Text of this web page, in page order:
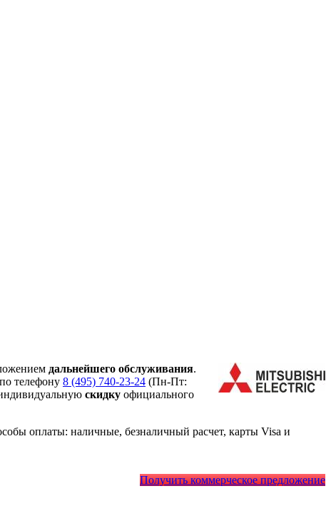
дальнейшего обслуживания.
телефону 8 (495) 740-23-24 (Пн-Пт:
скидку официального
оплаты: наличные, безналичный расчет, карты Visa и
Получить коммерческое предложение